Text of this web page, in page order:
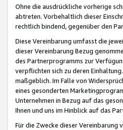
Ohne die ausdrückliche vorherige
abtreten. Vorbehaltlich dieser
rechtlich bindend, gegenüber den
Diese Vereinbarung umfasst die
dieser Vereinbarung Bezug
des Partnerprogramms zur
verpflichten sich zu deren
maßgeblich. Im Falle von
eines gesonderten
Unternehmen in Bezug auf das
Ihnen und uns im Hinblick auf das
Für die Zwecke dieser Vereinbarung